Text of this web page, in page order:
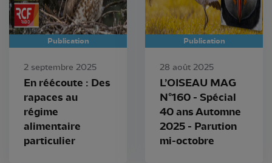
Publication
2 septembre 2025
En réécoute : Des
rapaces au
régime
alimentaire
particulier
Publication
28 août 2025
L’OISEAU MAG
N°160 - Spécial
40 ans Automne
2025 - Parution
mi-octobre